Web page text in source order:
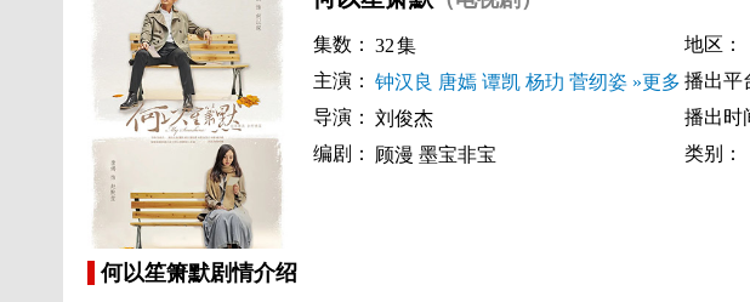
集数： 32集 地区：
主演： 钟汉良 唐嫣 谭凯 杨玏 菅纫姿 »更多 播出平
导演： 刘俊杰 播出时
编剧：
顾漫 墨宝非宝 类别：
何以笙箫默剧情介绍